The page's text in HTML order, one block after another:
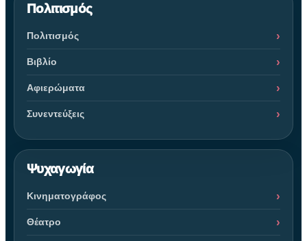
Πολιτισμός
Πολιτισμός
Βιβλίο
Αφιερώματα
Συνεντεύξεις
Ψυχαγωγία
Κινηματογράφος
Θέατρο